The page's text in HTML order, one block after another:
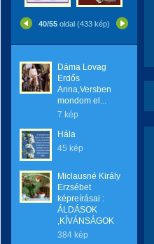
40/55 oldal (433 kép)
Dáma Lovag
Erdős
Anna,Versben
mondom el...
7 kép
Hála
45 kép
Miclausné Király
Erzsébet
képreírásai :
ÁLDÁSOK
,KÍVÁNSÁGOK
384 kép